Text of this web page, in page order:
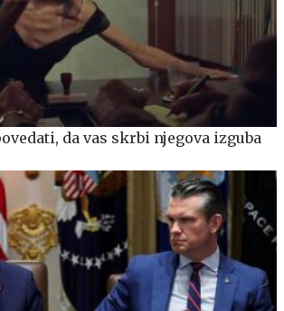
da vas skrbi njegova izguba